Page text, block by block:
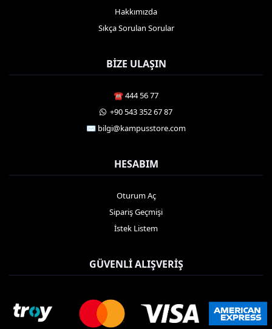
Hakkımızda
Sıkça Sorulan Sorular
BIZE ULAŞIN
☎️ 444 56 77
️ +90 543 352 67 87
✉️ bilgi@kampusstore.com
HESABIM
Oturum Aç
Sipariş Geçmişi
İstek Listem
GÜVENLI ALIŞVERIŞ